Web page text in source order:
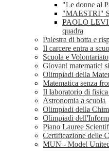
"Le donne al
"MAESTRI"
PAOLO LEVI:
quadra
Palestra di botta e
Il carcere entra a
Scuola e Volontariato
Giovani matematici
Olimpiadi della
Matematica senza
Il laboratorio di fisica
Astronomia a scuola
Olimpiadi della
Olimpiadi
Piano Lauree
Certificazione delle
MUN - Model